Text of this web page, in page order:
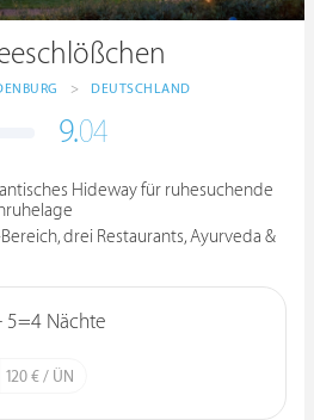
> DEUTSCHLAND
9.04
Hideway für ruhesuchende
drei Restaurants, Ayurveda &
5=4 Nächte
120 € / ÜN